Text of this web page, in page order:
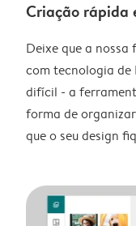
Criação rápida
Deixe que a
com tecnologia de
difícil - a
forma de
que o seu design